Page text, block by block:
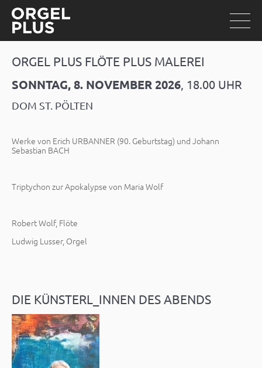
ORGEL PLUS FLÖTE PLUS MALEREI
SONNTAG, 8. NOVEMBER 2026 , 18.00 UHR
DOM ST. PÖLTEN
Werke von Erich URBANNER (90. Geburtstag) und Johann
Sebastian BACH
Triptychon zur Apokalypse von Maria Wolf
Robert Wolf, Flöte
Ludwig Lusser, Orgel
DIE KÜNSTERL_INNEN DES ABENDS